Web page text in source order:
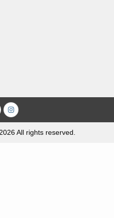
Instagram
All rights reserved.